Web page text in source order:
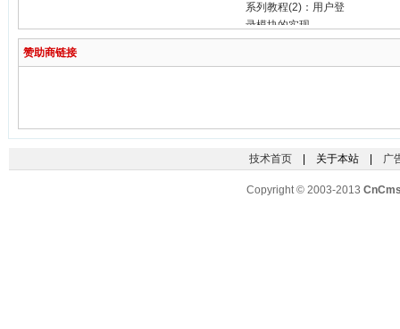
系列教程(2)：用户登
录模块的实现
赞助商链接
技术首页| 关于本站 | 广
Copyright © 2003-2013